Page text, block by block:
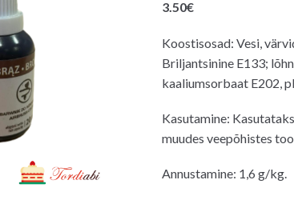
3.50€
Koostisosad: Vesi,
Briljantsinine E133;
kaaliumsorbaat E202,
Kasutamine:
muudes veepõhistes
Annustamine: 1,6 g/kg.